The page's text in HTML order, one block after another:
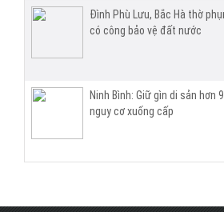
Đình Phù Lưu, Bắc Hà thờ
có công bảo vệ đất nước
Ninh Bình: Giữ gìn di sản hơn
nguy cơ xuống cấp